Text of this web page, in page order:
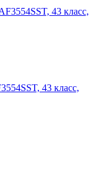
43 класс,